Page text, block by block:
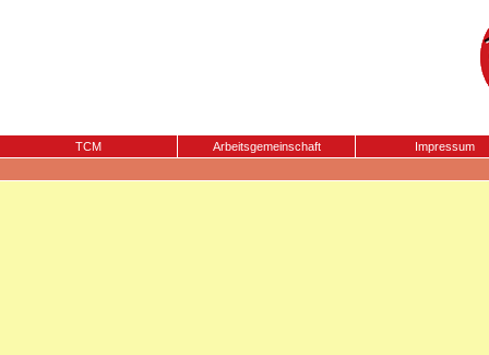
TCM Arbeitsgemeinschaft Impressum